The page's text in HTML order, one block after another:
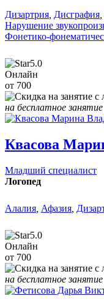
Дизартрия Дисграфия
Нарушение
Фонетико-
5.0
Онлайн
от 700
на бесплатное занятие
Квасова
Младший специалист
Логопед
Алалия Афазия
5.0
Онлайн
от 700
на бесплатное занятие